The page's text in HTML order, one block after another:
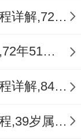
各种运势变
面对生活中
、幸运连
1972年属鼠人2024年运势及运程详解,72年出生52岁肖鼠人在2024全年每月运势完整版
1972年属鼠人2023年运势男性,72年51岁属鼠男2023年每月运程怎么样
1984年属鼠人2024年运势及运程详解,84年出生40岁肖鼠人在2024全年每月运势完整版
1984年属鼠女2023年运势及运程,39岁属鼠人2023全年每月运势女性如何